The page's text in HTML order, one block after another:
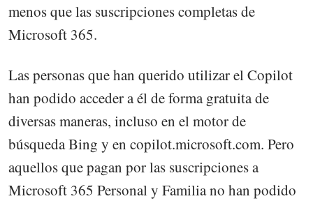
menos que las suscripciones completas de
Microsoft 365.
Las personas que han querido utilizar el Copilot
han podido acceder a él de forma gratuita de
diversas maneras, incluso en el motor de
búsqueda Bing y en copilot.microsoft.com. Pero
aquellos que pagan por las suscripciones a
Microsoft 365 Personal y Familia no han podido